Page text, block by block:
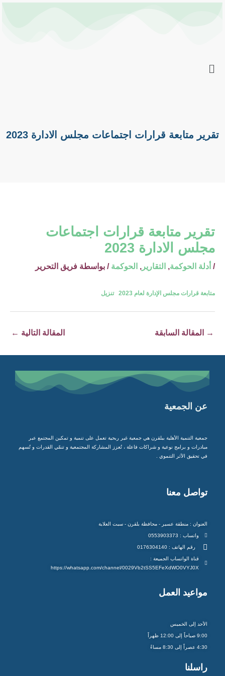
تقرير متابعة قرارات اجتماعات مجلس الادارة 2023
تقرير متابعة قرارات اجتماعات
مجلس الادارة 2023
/ أدلة الحوكمة, التقارير , الحوكمة / بواسطة فريق التحرير
متابعة قرارات مجلس الإدارة لعام 2023 تنزيل
navigation
→ المقالة السابقة المقالة التالية ←
عن الجمعية
جمعية التنمية الأهلية ببلقرن هي جمعية غير ربحية تعمل على تنمية و تمكين المجتمع عبر
مبادرات و برامج نوعية و شراكات فاعلة ، تُعزز المشاركة المجتمعية و تنمّي القدرات و تُسهم
في تحقيق الأثر التنموي .
تواصل معنا
العنوان : منطقة عسير - محافظة بلقرن - سبت العلاية
واتساب : 0553903373
رقم الهاتف : 0176304140
قناة الواتساب الجميعة :
https://whatsapp.com/channel/0029Vb2tSS5EFeXdWO0VYJ0X
مواعيد العمل
الأحد إلى الخميس
9:00 صباحاً إلى 12:00 ظهراً
4:30 عصراً إلى 8:30 مساءً
راسلنا